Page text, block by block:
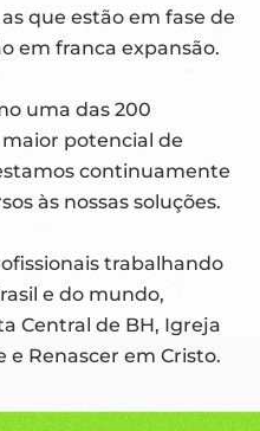
que estão em fase de
em franca expansão.
uma das 200
potencial de
continuamente
às nossas soluções.
trabalhando
e do mundo,
Central de BH, Igreja
Renascer em Cristo.